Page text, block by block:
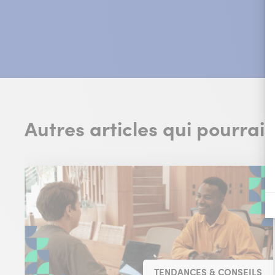
Autres articles qui
TENDANCES & CONSEILS